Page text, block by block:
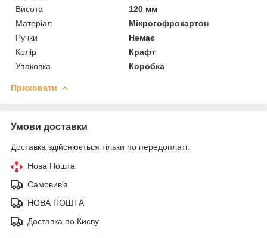
Висота
120 мм
Матеріал
Мікрогофрокартон
Ручки
Немає
Колір
Крафт
Упаковка
Коробка
Приховати
Умови доставки
Доставка здійснюється тільки по передоплаті.
Нова Пошта
Самовивіз
НОВА ПОШТА
Доставка по Києву